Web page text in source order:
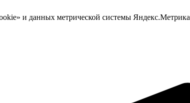
и данных метрической системы Яндекс.Метрика